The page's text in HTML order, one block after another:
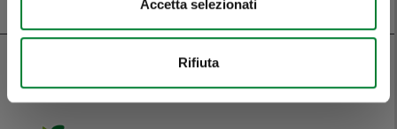
Accetta selezionati
Rifiuta